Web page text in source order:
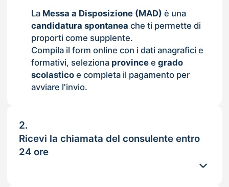
La Messa a Disposizione (MAD) è una
candidatura spontanea che ti permette di
proporti come supplente.
Compila il form online con i dati anagrafici e
formativi, seleziona provincee grado
scolasticoe completa il pagamento per
avviare l'invio.
2.
Ricevi la chiamata del consulente entro
24 ore